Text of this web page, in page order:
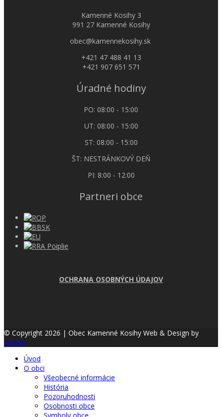
Kamenné Kosihy 3
991 27 Kamenné Kosihy
obec@kamennekosihy.sk
+421 47 488 41 13
+421 907 651 571
Úradné hodiny
PO: 08:00 - 15:00
UT: 08:00 - 15:00
ST: 08:00 - 15:00
ŠT: NESTRÁNKOVÝ DEŇ
PI: 8:00 - 12:00
Partneri obce
OCHRANA OSOBNÝCH ÚDAJOV
© Copyright 2026 | Obec Kamenné Kosihy Web & Design by
ZAXER
Úvod
O obci
Všeobecné informácie
História
Pozoruhodnosti
Osobnosti obce